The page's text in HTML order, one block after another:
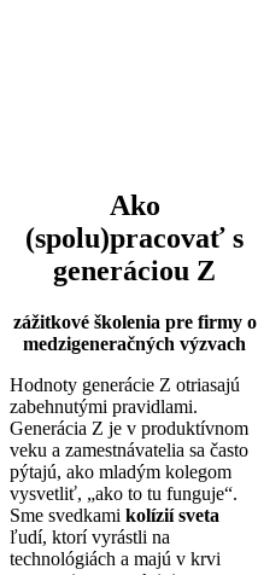
Ako
(spolu)pracovať s
generáciou Z
zážitkové školenia pre firmy o
medzigeneračných výzvach
Hodnoty generácie Z otriasajú
zabehnutými pravidlami.
Generácia Z je v produktívnom
veku a zamestnávatelia sa často
pýtajú, ako mladým kolegom
vysvetliť, „ako to tu funguje“.
Sme svedkami kolízií sveta
ľudí, ktorí vyrástli na
technológiách a majú v krvi